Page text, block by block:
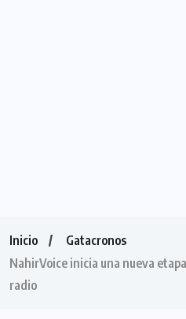
Inicio
Gatacronos
NahirVoice inicia una nueva
radio